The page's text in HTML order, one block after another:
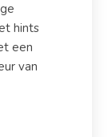
hints
een
van